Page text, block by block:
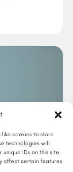
like cookies to store
technologies will
IDs on this site.
affect certain features